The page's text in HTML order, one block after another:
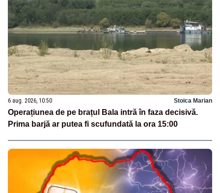
6 aug. 2026, 10:50 Stoica Marian
Operațiunea de pe brațul Bala intră în faza decisivă.
Prima barjă ar putea fi scufundată la ora 15:00